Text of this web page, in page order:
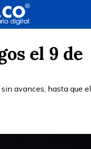
el 9 de
avances, hasta que el